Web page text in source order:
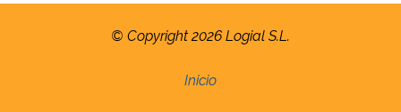
© Copyright 2026 Logial S.L.
Inicio